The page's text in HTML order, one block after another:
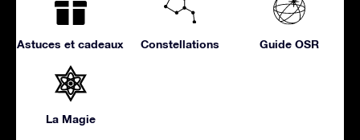
Astuces et cadeaux Constellations Guide OSR
La Magie